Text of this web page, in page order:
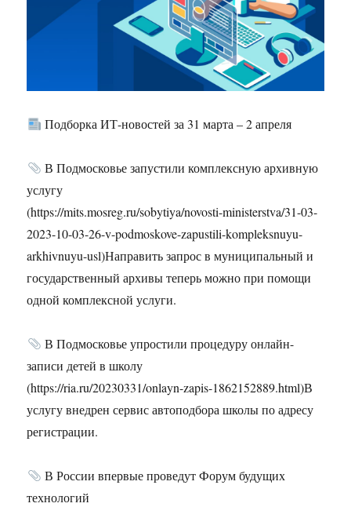
Подборка ИТ-новостей за 31 марта – 2 апреля
В Подмосковье запустили комплексную архивную
услугу
(https://mits.mosreg.ru/sobytiya/novosti-ministerstva/31-03-
2023-10-03-26-v-podmoskove-zapustili-kompleksnuyu-
arkhivnuyu-usl)Направить запрос в муниципальный и
государственный архивы теперь можно при помощи
одной комплексной услуги.
В Подмосковье упростили процедуру онлайн-
записи детей в школу
(https://ria.ru/20230331/onlayn-zapis-1862152889.html)В
услугу внедрен сервис автоподбора школы по адресу
регистрации.
В России впервые проведут Форум будущих
технологий